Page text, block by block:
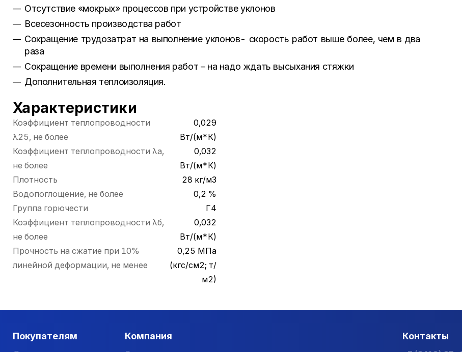
Отсутствие «мокрых» процессов при устройстве уклонов
Всесезонность производства работ
Сокращение трудозатрат на выполнение уклонов- скорость работ выше более, чем в два
раза
Сокращение времени выполнения работ – на надо ждать высыхания стяжки
Дополнительная теплоизоляция.
Характеристики
Коэффициент теплопроводности
λ25, не более
0,029
Вт/(м*К)
Коэффициент теплопроводности λа,
не более
0,032
Вт/(м*К)
Плотность
28 кг/м3
Водопоглощение, не более
0,2 %
Группа горючести
Г4
Коэффициент теплопроводности λб,
не более
0,032
Вт/(м*К)
Прочность на сжатие при 10%
линейной деформации, не менее
0,25 МПа
(кгс/см2; т/
м2)
Покупателям Компания Контакты